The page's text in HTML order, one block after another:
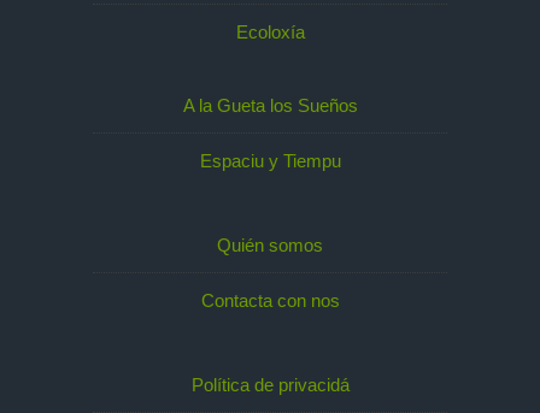
Ecoloxía
A la Gueta los Sueños
Espaciu y Tiempu
Quién somos
Contacta con nos
Política de privacidá